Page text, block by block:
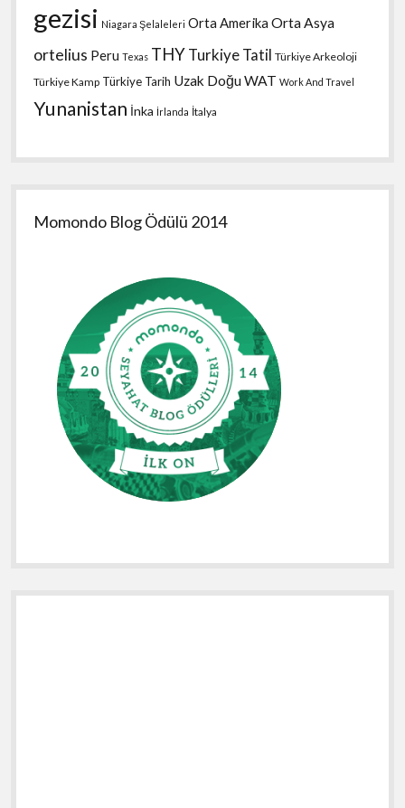
gezisi Niagara Şelaleleri Orta Amerika Orta Asya
ortelius Peru Texas THYTurkiye Tatil Türkiye Arkeoloji
Türkiye Kamp Türkiye Tarih Uzak DoğuWAT Work And Travel
Yunanistan İnka İrlanda İtalya
Momondo Blog Ödülü 2014